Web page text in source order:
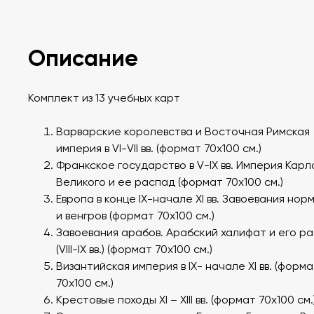
Описание
Комплект из 13 учебных карт
Варварские королевства и Восточная Римская
империя в VI-VII вв. (формат 70х100 см.)
Франкское государство в V-IX вв. Империя
Великого и ее распад (формат 70х100 см.)
Европа в конце IX-начале XI вв. Завоевания
и венгров (формат 70х100 см.)
Завоевания арабов. Арабский халифат и его
(VIII-IX вв.) (формат 70х100 см.)
Византийская империя в IX- начале XI вв.
70х100 см.)
Крестовые походы ХI – ХIII вв. (формат 70х100